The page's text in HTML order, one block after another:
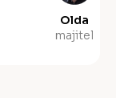
Olda
majitel